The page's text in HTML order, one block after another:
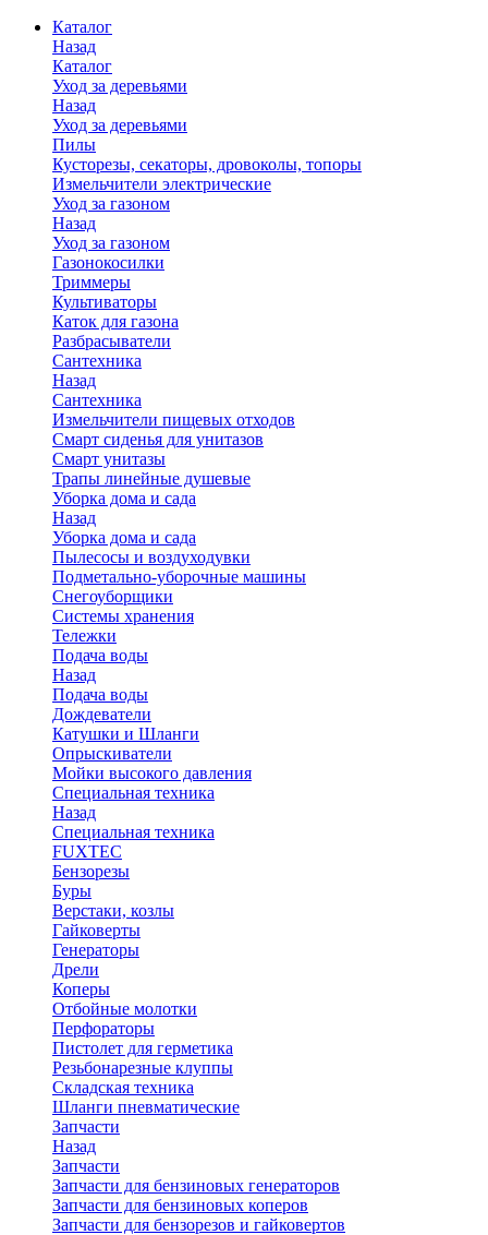
Каталог
Назад
Каталог
Уход за деревьями
Назад
Уход за деревьями
Пилы
Кусторезы, секаторы, дровоколы, топоры
Измельчители электрические
Уход за газоном
Назад
Уход за газоном
Газонокосилки
Триммеры
Культиваторы
Каток для газона
Разбрасыватели
Сантехника
Назад
Сантехника
Измельчители пищевых отходов
Смарт сиденья для унитазов
Смарт унитазы
Трапы линейные душевые
Уборка дома и сада
Назад
Уборка дома и сада
Пылесосы и воздуходувки
Подметально-уборочные машины
Снегоуборщики
Системы хранения
Тележки
Подача воды
Назад
Подача воды
Дождеватели
Катушки и Шланги
Опрыскиватели
Мойки высокого давления
Специальная техника
Назад
Специальная техника
FUXTEC
Бензорезы
Буры
Верстаки, козлы
Гайковерты
Генераторы
Дрели
Коперы
Отбойные молотки
Перфораторы
Пистолет для герметика
Резьбонарезные клуппы
Складская техника
Шланги пневматические
Запчасти
Назад
Запчасти
Запчасти для бензиновых генераторов
Запчасти для бензиновых коперов
Запчасти для бензорезов и гайковертов